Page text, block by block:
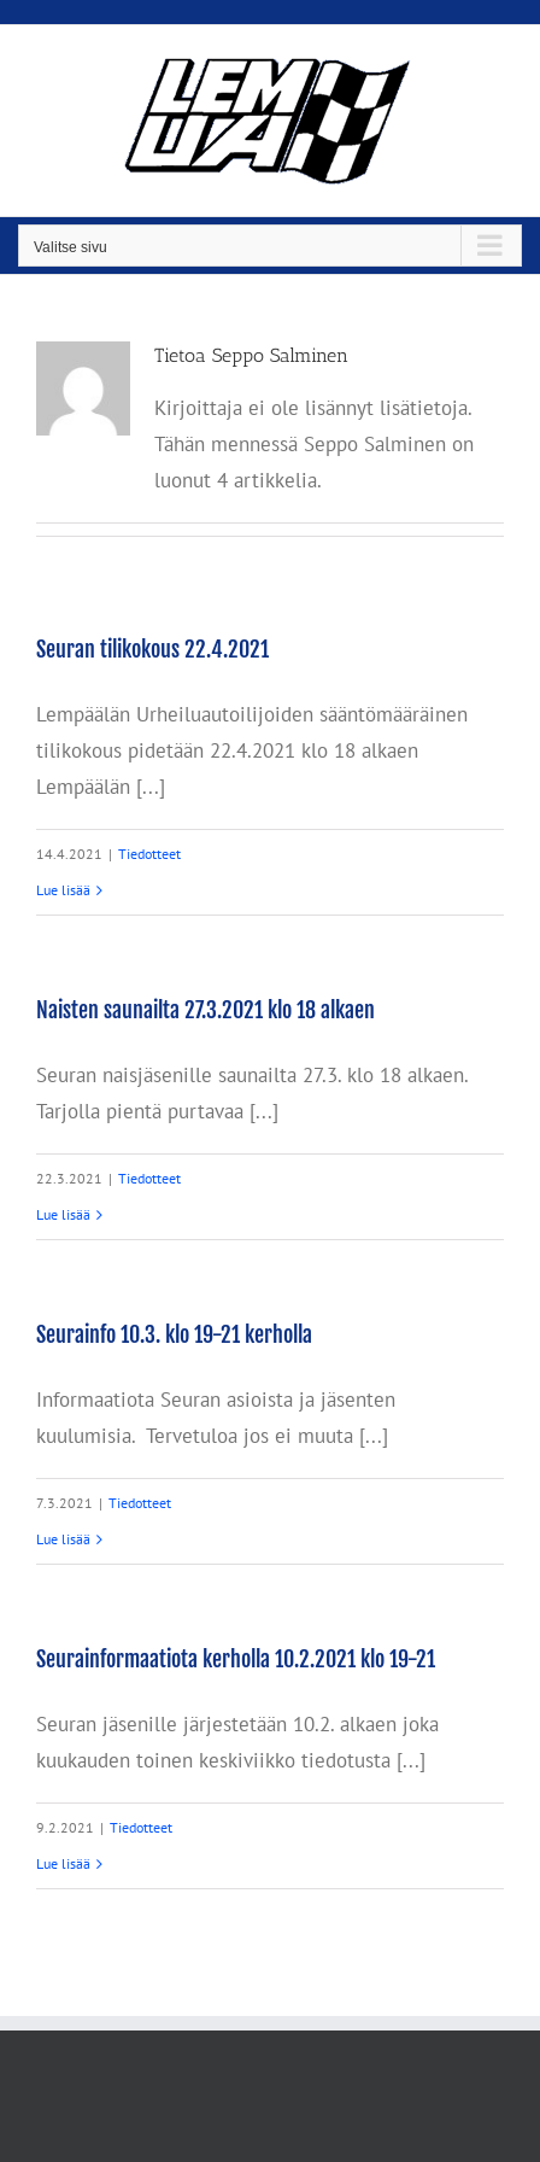
Valitse sivu
Tietoa Seppo Salminen
Kirjoittaja ei ole lisännyt lisätietoja.
Tähän mennessä Seppo Salminen on
luonut 4 artikkelia.
Seuran tilikokous 22.4.2021
Lempäälän Urheiluautoilijoiden sääntömääräinen
tilikokous pidetään 22.4.2021 klo 18 alkaen
Lempäälän [...]
14.4.2021 | Tiedotteet
Lue lisää
Naisten saunailta 27.3.2021 klo 18 alkaen
Seuran naisjäsenille saunailta 27.3. klo 18 alkaen.
Tarjolla pientä purtavaa [...]
22.3.2021 | Tiedotteet
Lue lisää
Seurainfo 10.3. klo 19-21 kerholla
Informaatiota Seuran asioista ja jäsenten
kuulumisia. Tervetuloa jos ei muuta [...]
7.3.2021 | Tiedotteet
Lue lisää
Seurainformaatiota kerholla 10.2.2021 klo 19-21
Seuran jäsenille järjestetään 10.2. alkaen joka
kuukauden toinen keskiviikko tiedotusta [...]
9.2.2021 | Tiedotteet
Lue lisää